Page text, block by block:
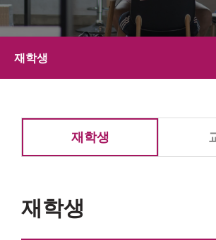
재학생
재학생
재학생